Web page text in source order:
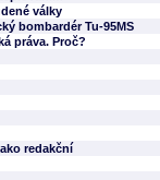
války
bombardér Tu-95MS
práva. Proč?
redakční